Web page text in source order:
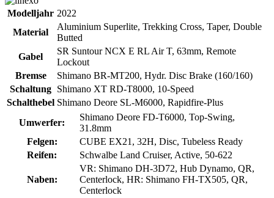
Modelljahr 2022
Material
Aluminium Superlite, Trekking Cross, Taper, Double
Butted
Gabel
SR Suntour NCX E RL Air T, 63mm, Remote
Lockout
Bremse
Shimano BR-MT200, Hydr. Disc Brake (160/160)
Schaltung Shimano XT RD-T8000, 10-Speed
Schalthebel Shimano Deore SL-M6000, Rapidfire-Plus
Umwerfer:
Shimano Deore FD-T6000, Top-Swing,
31.8mm
Felgen:
CUBE EX21, 32H, Disc, Tubeless Ready
Reifen:
Schwalbe Land Cruiser, Active, 50-622
Naben:
VR: Shimano DH-3D72, Hub Dynamo, QR,
Centerlock, HR: Shimano FH-TX505, QR,
Centerlock